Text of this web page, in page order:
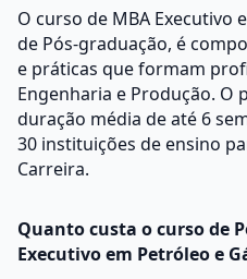
O curso de MBA Executivo
de Pós-graduação, é
e práticas que formam
Engenharia e Produção. O
duração média de até 6
30 instituições de ensino
Carreira.
Quanto custa o curso de
Executivo em Petróleo e